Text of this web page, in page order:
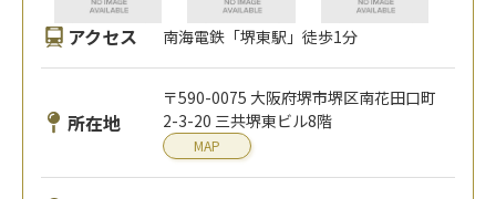
アクセス 南海電鉄「堺東駅」徒歩1分
所在地
〒590-0075 大阪府堺市堺区南花田口町
2-3-20 三共堺東ビル8階
MAP